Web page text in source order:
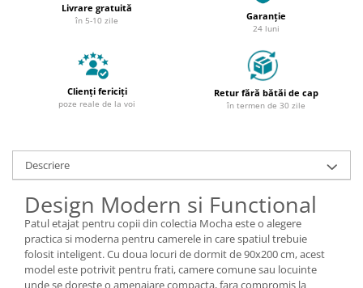
Livrare gratuită
în 5-10 zile Garanție
24 luni
Clienți fericiți
poze reale de la voi
Retur fără bătăi de cap
în termen de 30 zile
Descriere
Design Modern si Functional
Patul etajat pentru copii din colectia Mocha este o alegere
practica si moderna pentru camerele in care spatiul trebuie
folosit inteligent. Cu doua locuri de dormit de 90x200 cm, acest
model este potrivit pentru frati, camere comune sau locuinte
unde se doreste o amenajare compacta, fara compromis la